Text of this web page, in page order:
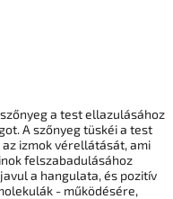
a test ellazulásához
A szőnyeg tüskéi a test
izmok vérellátását, ami
felszabadulásához
a hangulata, és pozitív
- működésére,